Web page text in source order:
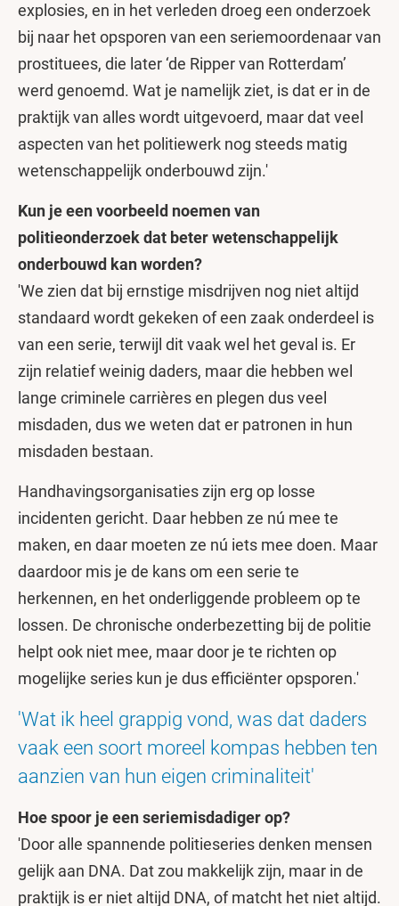
explosies, en in het verleden droeg een onderzoek
bij naar het opsporen van een seriemoordenaar van
prostituees, die later ‘de Ripper van Rotterdam’
werd genoemd. Wat je namelijk ziet, is dat er in de
praktijk van alles wordt uitgevoerd, maar dat veel
aspecten van het politiewerk nog steeds matig
wetenschappelijk onderbouwd zijn.'
Kun je een voorbeeld noemen van
politieonderzoek dat beter wetenschappelijk
onderbouwd kan worden?
'We zien dat bij ernstige misdrijven nog niet altijd
standaard wordt gekeken of een zaak onderdeel is
van een serie, terwijl dit vaak wel het geval is. Er
zijn relatief weinig daders, maar die hebben wel
lange criminele carrières en plegen dus veel
misdaden, dus we weten dat er patronen in hun
misdaden bestaan.
Handhavingsorganisaties zijn erg op losse
incidenten gericht. Daar hebben ze nú mee te
maken, en daar moeten ze nú iets mee doen. Maar
daardoor mis je de kans om een serie te
herkennen, en het onderliggende probleem op te
lossen. De chronische onderbezetting bij de politie
helpt ook niet mee, maar door je te richten op
mogelijke series kun je dus efficiënter opsporen.'
'Wat ik heel grappig vond, was dat daders
vaak een soort moreel kompas hebben ten
aanzien van hun eigen criminaliteit'
Hoe spoor je een seriemisdadiger op?
'Door alle spannende politieseries denken mensen
gelijk aan DNA. Dat zou makkelijk zijn, maar in de
praktijk is er niet altijd DNA, of matcht het niet altijd.